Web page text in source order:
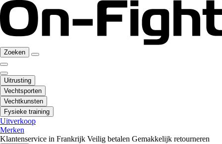
Zoeken
Uitrusting
Vechtsporten
Vechtkunsten
Fysieke training
Uitverkoop
Merken
Klantenservice in Frankrijk Veilig betalen Gemakkelijk retourneren